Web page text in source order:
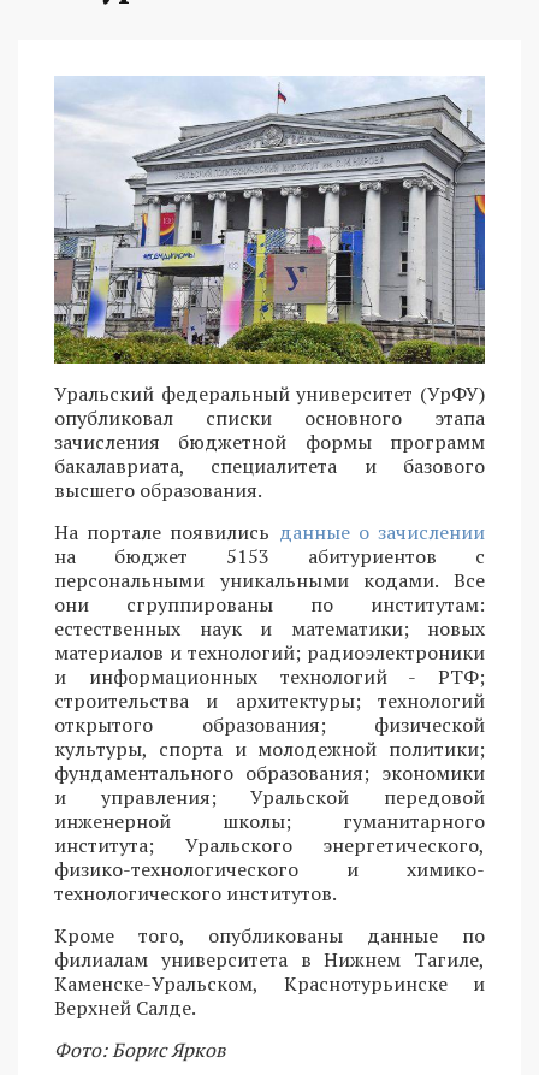
Уральский федеральный университет (УрФУ)
опубликовал списки основного этапа
зачисления бюджетной формы программ
бакалавриата, специалитета и базового
высшего образования.
На портале появились данные о зачислении
на бюджет 5153 абитуриентов с
персональными уникальными кодами. Все
они сгруппированы по институтам:
естественных наук и математики; новых
материалов и технологий; радиоэлектроники
и информационных технологий - РТФ;
строительства и архитектуры; технологий
открытого образования; физической
культуры, спорта и молодежной политики;
фундаментального образования; экономики
и управления; Уральской передовой
инженерной школы; гуманитарного
института; Уральского энергетического,
физико-технологического и химико-
технологического институтов.
Кроме того, опубликованы данные по
филиалам университета в Нижнем Тагиле,
Каменске-Уральском, Краснотурьинске и
Верхней Салде.
Фото: Борис Ярков